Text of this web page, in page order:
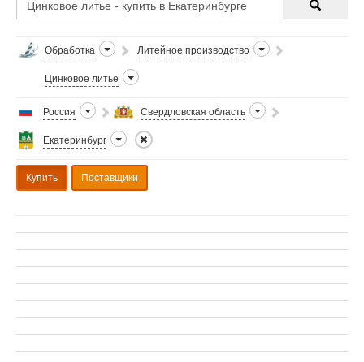
Обработка Литейное производство
Цинковое литье
Россия Свердловская область
Екатеринбург
Купить Поставщики